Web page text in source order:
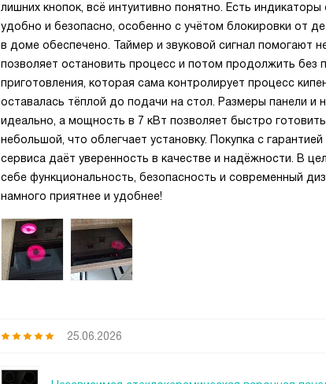
лишних кнопок, всё интуитивно понятно. Есть
удобно и безопасно, особенно с учётом блокировки от
в доме обеспечено. Таймер и звуковой сигнал помогают
позволяет остановить процесс и потом продолжить без
приготовления, которая сама контролирует процесс
оставалась тёплой до подачи на стол. Размеры панели и
идеально, а мощность в 7 кВт позволяет быстро
небольшой, что облегчает установку. Покупка с
сервиса даёт уверенность в качестве и надёжности. В
себе функциональность, безопасность и современный
намного приятнее и удобнее!
25.06.2026